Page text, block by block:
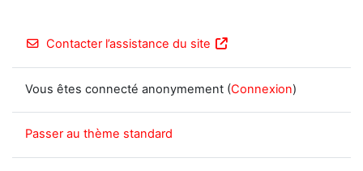
Contacter l’assistance du site
Vous êtes connecté anonymement (Connexion)
Passer au thème standard